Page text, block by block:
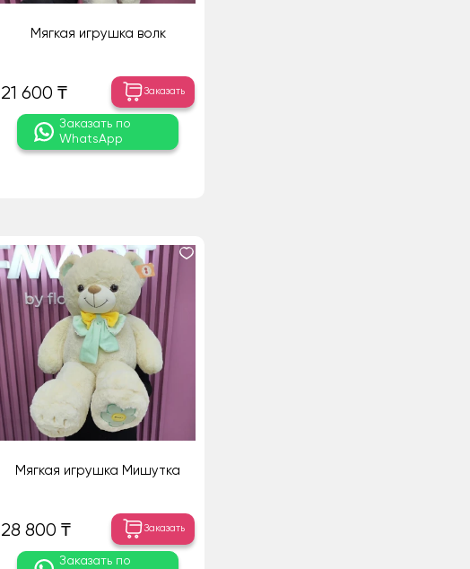
Мягкая игрушка волк
21 600 ₸ Заказать
Заказать по
WhatsApp
Мягкая игрушка Мишутка
28 800 ₸ Заказать
Заказать по